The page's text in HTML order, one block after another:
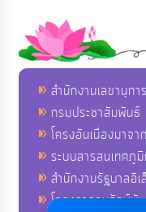
สำนักงานเลขานุกา
กรมประชาสัมพันธ์
โครงอันเนื่องมาจา
ระบบสารสนเทศภู
สำนักงานรัฐบาลอิ
โครงการอนุรักษ์พั